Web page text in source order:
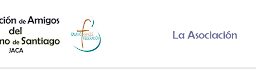
La Asociación